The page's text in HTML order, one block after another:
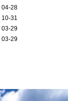
04-28
10-31
03-29
03-29